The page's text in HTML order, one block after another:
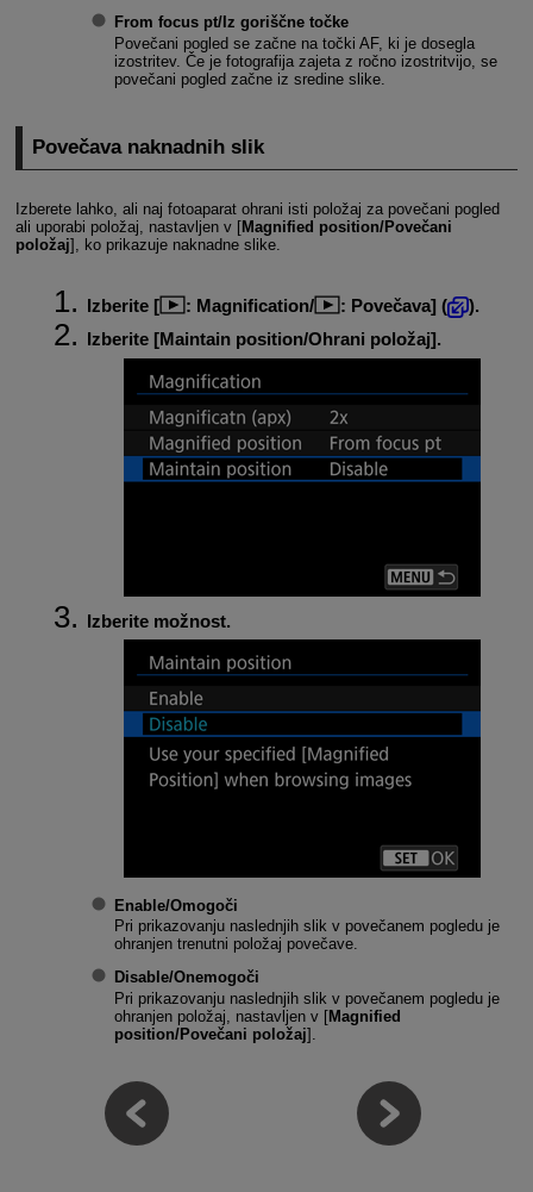
From focus pt/Iz goriščne točke
Povečani pogled se začne na točki AF, ki je dosegla
izostritev. Če je fotografija zajeta z ročno izostritvijo, se
povečani pogled začne iz sredine slike.
Povečava naknadnih slik
Izberete lahko, ali naj fotoaparat ohrani isti položaj za povečani pogled
ali uporabi položaj, nastavljen v [Magnified position/Povečani
položaj], ko prikazuje naknadne slike.
Izberite [ : Magnification/ : Povečava] (
).
Izberite [Maintain position/Ohrani položaj].
Izberite možnost.
Enable/Omogoči
Pri prikazovanju naslednjih slik v povečanem pogledu je
ohranjen trenutni položaj povečave.
Disable/Onemogoči
Pri prikazovanju naslednjih slik v povečanem pogledu je
ohranjen položaj, nastavljen v [Magnified
position/Povečani položaj].